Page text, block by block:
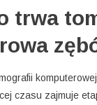
trwa
czasu zajmuje